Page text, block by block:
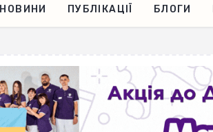
НОВИНИ ПУБЛІКАЦІЇ БЛОГИ